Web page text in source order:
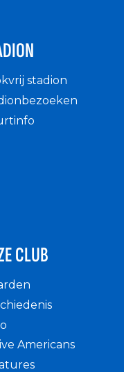
stadion
CLUB
Americans